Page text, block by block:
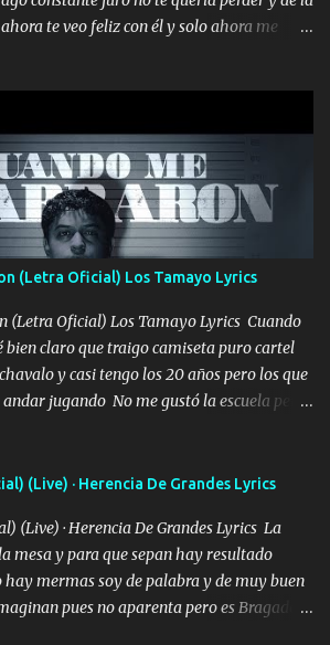
triste porque no puedo mirarte, mas se
tu eres mi gran ángel, El desespero me
te veo feliz con él y solo ahora me
me perderé en la soledad Porque me
fui el final feliz el final fue triste pa mí Y
sabiendo que moría por ti yo y la luna
embriagamos Quién sabe qué será de mí si
lo mejor no lloró pero muy en el fondo te
(Letra Oficial) Los Tamayo Lyrics
(Letra Oficial) Los Tamayo Lyrics Cuando
bien claro que traigo camiseta puro cartel
y casi tengo los 20 años pero los que
jugando No me gustó la escuela pero
me llamó varios ya se han preguntado
van a ver allá por TJ para un licenciado
al cien Choritas también Música
acelerado traigo un M2 que nunca me ha
mandó un fuerte abrazo también al
(Live) · Herencia De Grandes Lyrics
(Live) · Herencia De Grandes Lyrics La
mesa y para que sepan hay resultado
hay mermas soy de palabra y de muy buen
pues no aparenta pero es Bragado a